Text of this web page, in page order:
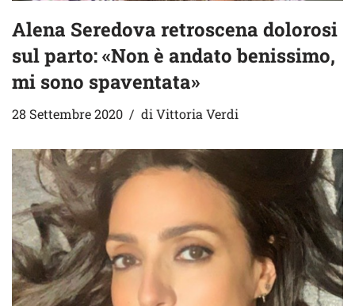
Alena Seredova retroscena dolorosi
sul parto: «Non è andato benissimo,
mi sono spaventata»
28 Settembre 2020 diVittoria Verdi